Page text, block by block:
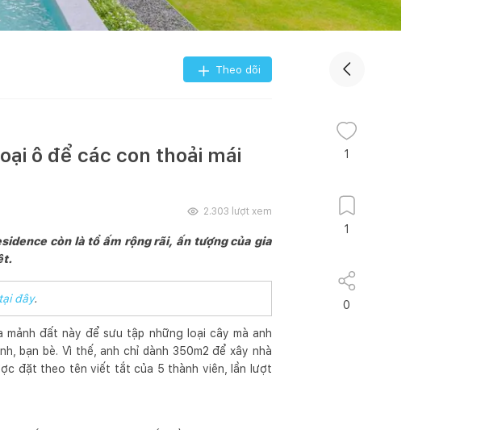
Theo dõi
ô để các con thoải mái
2.303 lượt xem
còn là tổ ấm rộng rãi, ấn tượng của gia
tại đây.
đất này để sưu tập những loại cây mà anh
bạn bè. Vì thế, anh chỉ dành 350m2 để xây nhà
đặt theo tên viết tắt của 5 thành viên, lần lượt
1
1
0